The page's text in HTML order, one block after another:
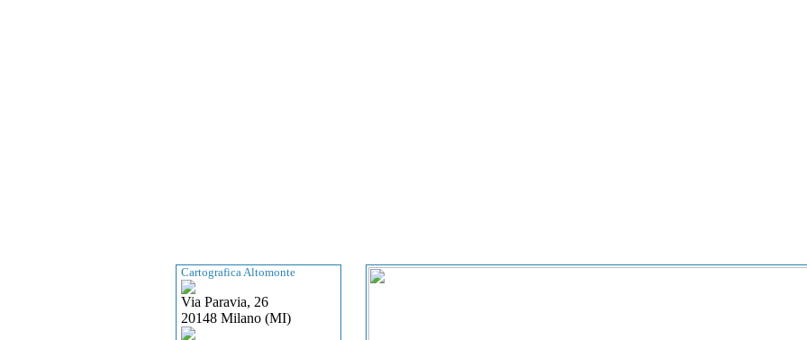
Cartografica Altomonte
Via Paravia, 26
20148 Milano (MI)